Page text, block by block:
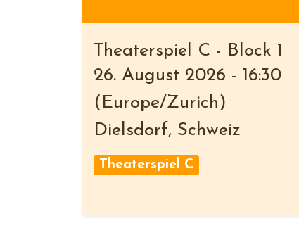
Theaterspiel C - Block 1
26. August 2026 - 16:30
( Europe/Zurich )
Dielsdorf, Schweiz
Theaterspiel C